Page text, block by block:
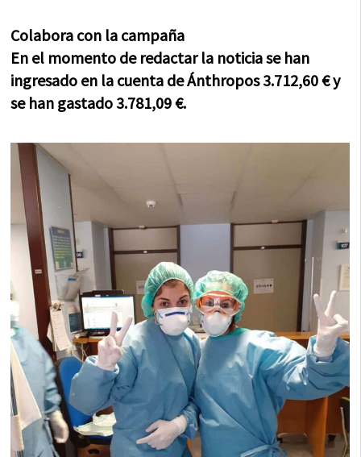
Colabora con la campaña
En el momento de redactar la noticia se han
ingresado en la cuenta de Ánthropos 3.712,60 € y
se han gastado 3.781,09 €.